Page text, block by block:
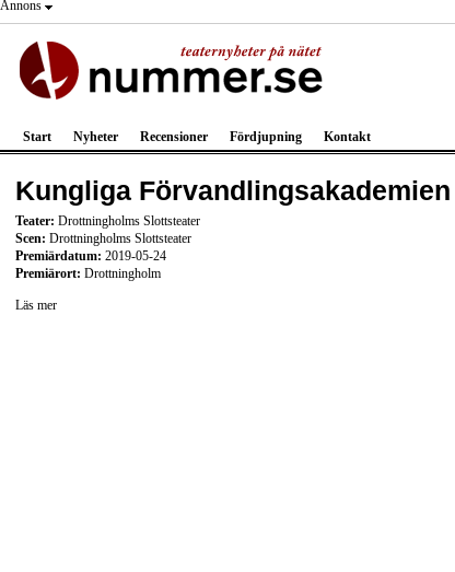
Annons
Start Nyheter Recensioner Fördjupning Kontakt
Kungliga Förvandlingsakademien
Teater: Drottningholms Slottsteater
Scen: Drottningholms Slottsteater
Premiärdatum: 2019-05-24
Premiärort: Drottningholm
Läs mer